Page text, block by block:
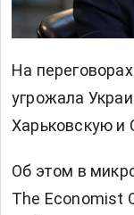
На
угрожала
Харьковскую и
Об этом в
The Economist